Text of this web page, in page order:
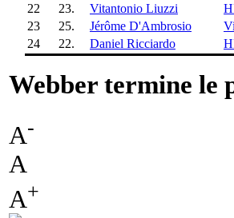
22
23. Vitantonio Liuzzi
23
25. Jérôme D'Ambrosio
24
22. Daniel Ricciardo
Webber termine le
A-
A
A+